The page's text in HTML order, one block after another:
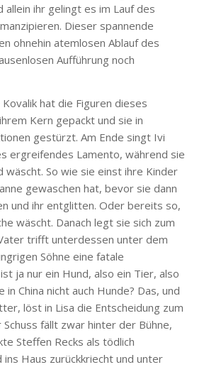
allein ihr gelingt es im Lauf des
Dieser spannende
ohnehin atemlosen Ablauf des
Aufführung noch
hat die Figuren dieses
Kern gepackt und sie in
gestürzt. Am Ende singt Ivi
ergreifendes Lamento, während sie
wäscht. So wie sie einst ihre Kinder
gewaschen hat, bevor sie dann
und ihr entglitten. Oder bereits so,
wäscht. Danach legt sie sich zum
trifft unterdessen unter dem
Söhne eine fatale
ja nur ein Hund, also ein Tier, also
in China nicht auch Hunde? Das, und
löst in Lisa die Entscheidung zum
Schuss fällt zwar hinter der Bühne,
Steffen Recks als tödlich
Haus zurückkriecht und unter